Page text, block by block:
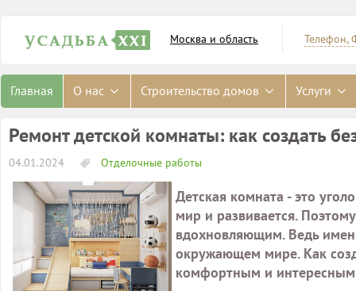
Телефон,
Москва и область
Главная О нас Строительство домов Услуги
Ремонт детской комнаты: как создать
04.01.2024 Отделочные работы
Детская комната - это
мир и развивается.
вдохновляющим. Ведь
окружающем мире. Как
комфортным и интересным